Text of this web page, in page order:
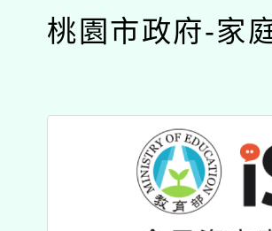
桃園市政府-家